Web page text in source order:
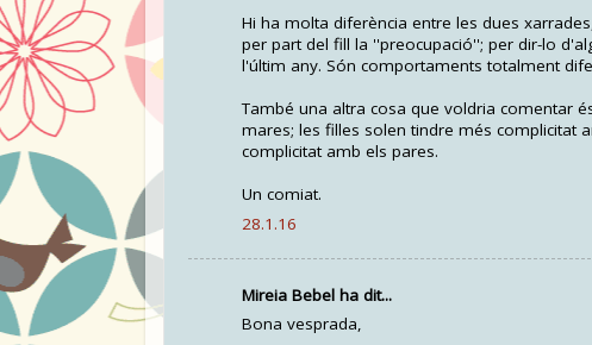
Hi ha molta diferència entre les dues
per part del fill la ''preocupació''; per dir-lo
l'últim any. Són comportaments totalment
També una altra cosa que voldria comentar
mares; les filles solen tindre més complicitat
complicitat amb els pares.
Un comiat.
28.1.16
Mireia Bebel ha dit...
Bona vesprada,